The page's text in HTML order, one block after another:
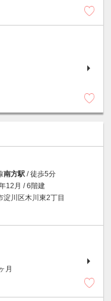
南方駅 / 徒歩5分
12月 / 6階建
淀川区木川東2丁目
月